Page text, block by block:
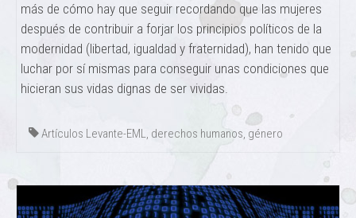
más de cómo hay que seguir recordando que las mujeres
después de contribuir a forjar los principios políticos de la
modernidad (libertad, igualdad y fraternidad), han tenido que
luchar por sí mismas para conseguir unas condiciones que
hicieran sus vidas dignas de ser vividas.
Artículos Levante-EML, derechos humanos, género